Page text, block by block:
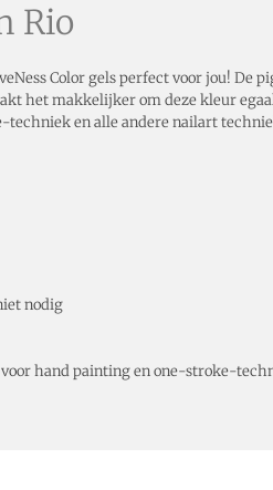
Rio
Color gels perfect voor jou! De
het makkelijker om deze kleur
techniek en alle andere nailart
nodig
hand painting en one-stroke-